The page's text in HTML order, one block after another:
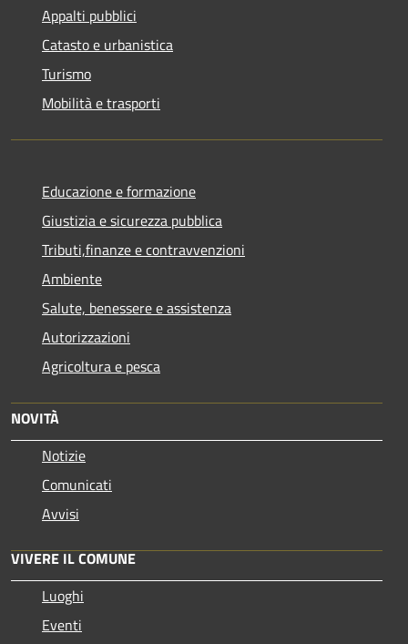
Appalti pubblici
Catasto e urbanistica
Turismo
Mobilità e trasporti
Educazione e formazione
Giustizia e sicurezza pubblica
Tributi,finanze e contravvenzioni
Ambiente
Salute, benessere e assistenza
Autorizzazioni
Agricoltura e pesca
NOVITÀ
Notizie
Comunicati
Avvisi
VIVERE IL COMUNE
Luoghi
Eventi